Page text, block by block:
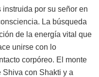
por su señor en
La búsqueda
de la energía vital que
unirse con lo
corpóreo. El monte
Shiva con Shakti y a